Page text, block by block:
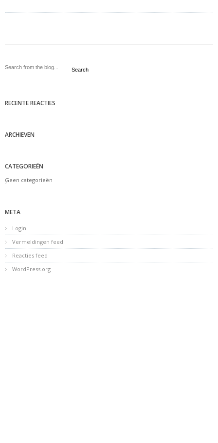
Search
RECENTE REACTIES
ARCHIEVEN
CATEGORIEËN
Geen categorieën
META
Login
Vermeldingen feed
Reacties feed
WordPress.org